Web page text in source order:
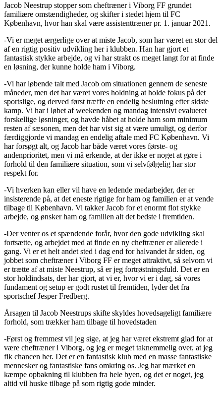
Jacob Neestrup stopper som cheftræner i Viborg FF grundet
familiære omstændigheder, og skifter i stedet hjem til FC
København, hvor han skal være assistenttræner pr. 1. januar 2021.
-Vi er meget ærgerlige over at miste Jacob, som har været en stor del
af en rigtig positiv udvikling her i klubben. Han har gjort et
fantastisk stykke arbejde, og vi har strakt os meget langt for at finde
en løsning, der kunne holde ham i Viborg.
-Vi har løbende talt med Jacob om situationen gennem de seneste
måneder, men det har været vores holdning at holde fokus på det
sportslige, og derved først træffe en endelig beslutning efter sidste
kamp. Vi har i løbet af weekenden og mandag intensivt evalueret
forskellige løsninger, og havde håbet at holde ham som minimum
resten af sæsonen, men det har vist sig at være umuligt, og derfor
færdiggjorde vi mandag en endelig aftale med FC København. Vi
har forsøgt alt, og Jacob har både været vores første- og
andenprioritet, men vi må erkende, at der ikke er noget at gøre i
forhold til den familiære situation, som vi selvfølgelig har stor
respekt for.
-Vi hverken kan eller vil have en ledende medarbejder, der er
insisterende på, at det eneste rigtige for ham og familien er at vende
tilbage til København. Vi takker Jacob for et enormt flot stykke
arbejde, og ønsker ham og familien alt det bedste i fremtiden.
-Der venter os et spændende forår, hvor den gode udvikling skal
fortsætte, og arbejdet med at finde en ny cheftræner er allerede i
gang. Vi er et helt andet sted i dag end for halvandet år siden, og
jobbet som cheftræner i Viborg FF er meget attraktivt, så selvom vi
er trætte af at miste Neestrup, så er jeg fortrøstningsfuld. Det er en
stor holdindsats, der har gjort, at vi er, hvor vi er i dag, så vores
fundament og setup er godt rustet til fremtiden, lyder det fra
sportschef Jesper Fredberg.
Årsagen til Jacob Neestrups skifte skyldes hovedsageligt familiære
forhold, som trækker ham tilbage til hovedstaden
-Først og fremmest vil jeg sige, at jeg har været ekstremt glad for at
være cheftræner i Viborg, og jeg er meget taknemmelig over, at jeg
fik chancen her. Det er en fantastisk klub med en masse fantastiske
mennesker og fantastiske fans omkring os. Jeg har mærket en
kæmpe opbakning til klubben fra hele byen, og det er noget, jeg
altid vil huske tilbage på som rigtig gode minder.